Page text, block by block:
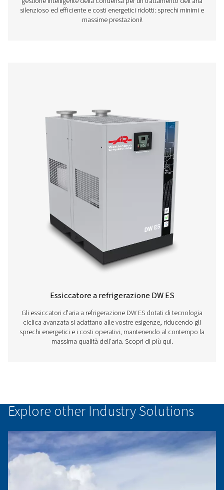
Essiccatore a refrigerazione DW
Ti presentiamo gli essiccatori d'aria a refrigerazione
gestione intelligente della condensa per un